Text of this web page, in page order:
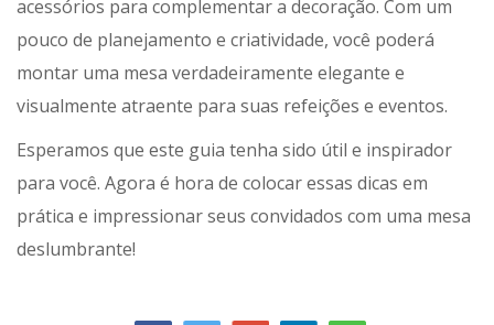
acessórios para complementar a decoração. Com um
pouco de planejamento e criatividade, você poderá
montar uma mesa verdadeiramente elegante e
visualmente atraente para suas refeições e eventos.
Esperamos que este guia tenha sido útil e inspirador
para você. Agora é hora de colocar essas dicas em
prática e impressionar seus convidados com uma mesa
deslumbrante!